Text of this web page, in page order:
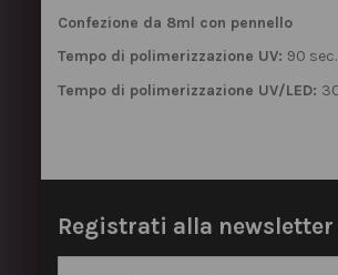
Confezione da 8ml con pennello
Tempo di polimerizzazione UV: 90 sec.
Tempo di polimerizzazione UV/LED:
Registrati alla newsletter